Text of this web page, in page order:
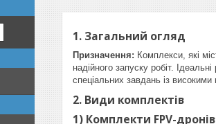
1. Загальний огляд
Призначення: Комплекси, які
надійного запуску робіт.
спеціальних завдань із високими
2. Види комплектів
1) Комплекти FPV-